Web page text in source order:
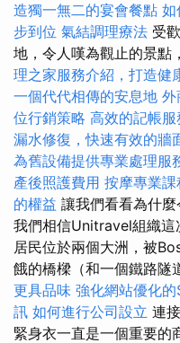
造獨一無二的宴會餐點 如
步到位 氣結調理療法 受
地，令人嘆為觀止的景點
理之家服務介紹，打造健
一個代代相傳的安息地 外
位行銷策略 高效的記帳
漏水修復，快速有效的牆
為舊設備提供專業處理服
產後照護費用 按摩專業課
的權益 讓我們看看為什
我們相信Unitravel組織
居民位於兩個大洲，被
餓的橋樑（和一個鐵路隧
更具品味 強化網站優化的
訊 如何進行公司設立 連
緊身衣一直是一個重要的